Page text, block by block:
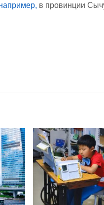
в провинции